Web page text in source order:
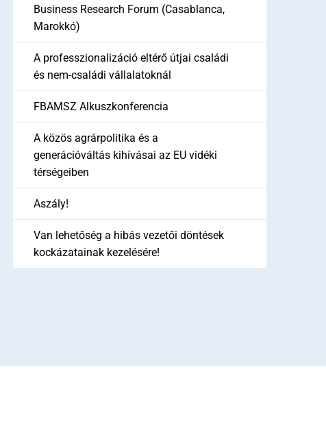
Business Research Forum (Casablanca,
Marokkó)
A professzionalizáció eltérő útjai családi
és nem-családi vállalatoknál
FBAMSZ Alkuszkonferencia
A közös agrárpolitika és a
generációváltás kihívásai az EU vidéki
térségeiben
Aszály!
Van lehetőség a hibás vezetői döntések
kockázatainak kezelésére!